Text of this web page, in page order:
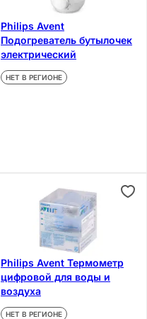
Philips Avent
Подогреватель бутылочек
электрический
НЕТ В РЕГИОНЕ
Philips Avent Термометр
цифровой для воды и
воздуха
НЕТ В РЕГИОНЕ